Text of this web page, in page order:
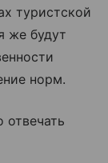
туристской
же будут
норм.
отвечать